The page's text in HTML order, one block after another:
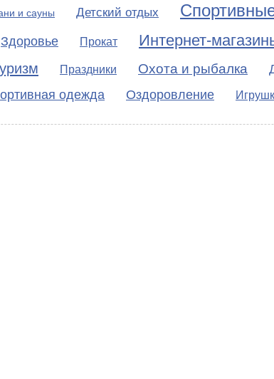
и сауны Детский отдых
Здоровье Прокат Интернет-
Праздники Охота и рыбалка
одежда
Оздоровление